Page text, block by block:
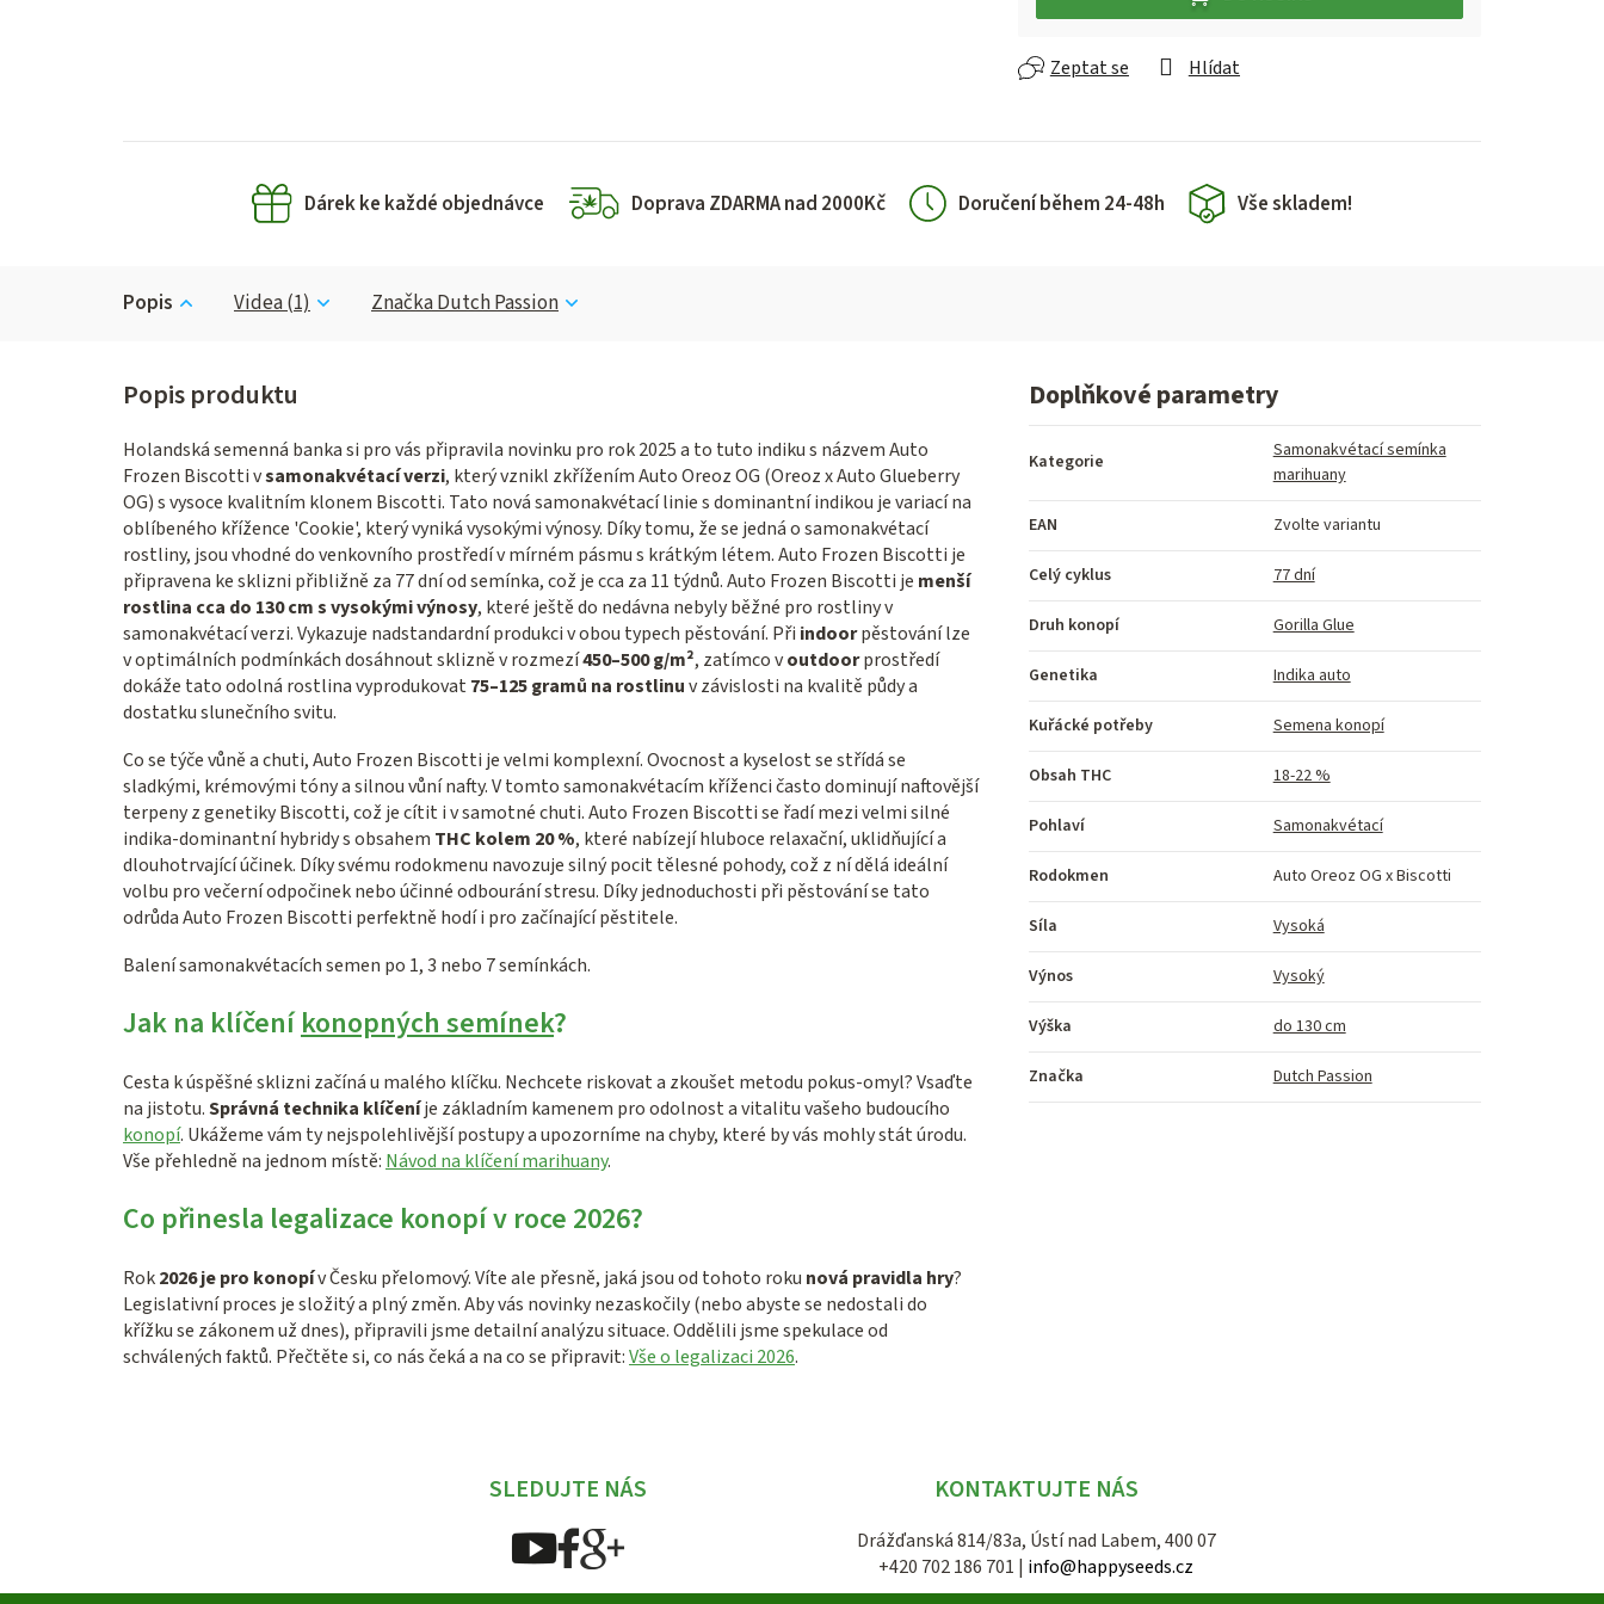
Zeptat se Hlídat
Dárek ke každé objednávce Doprava ZDARMA nad 2000Kč Doručení během 24-48h Vše skladem!
Popis Videa (1) ZnačkaDutch Passion
Holandská semenná banka si pro vás připravila novinku pro rok 2025 a to tuto indiku s názvem Auto
Frozen Biscotti vsamonakvétací verzi, který vznikl zkřížením Auto Oreoz OG (Oreoz x Auto Glueberry
OG) s vysoce kvalitním klonem Biscotti. Tato nová samonakvétací linie s dominantní indikou je variací na
oblíbeného křížence 'Cookie', který vyniká vysokými výnosy. Díky tomu, že se jedná o samonakvétací
rostliny, jsou vhodné do venkovního prostředí v mírném pásmu s krátkým létem. Auto Frozen Biscotti je
připravena ke sklizni přibližně za 77 dní od semínka, což je cca za 11 týdnů. Auto Frozen Biscotti je menší
rostlina cca do 130 cm s vysokými výnosy, které ještě do nedávna nebyly běžné pro rostliny v
samonakvétací verzi. Vykazuje nadstandardní produkci v obou typech pěstování. Při indoorpěstování lze
v optimálních podmínkách dosáhnout sklizně v rozmezí450–500 g/m², zatímco voutdoorprostředí
dokáže tato odolná rostlina vyprodukovat 75–125 gramů na rostlinuv závislosti na kvalitě půdy a
dostatku slunečního svitu.
Co se týče vůně a chuti, Auto Frozen Biscotti je velmi komplexní. Ovocnost a kyselost se střídá se
sladkými, krémovými tóny a silnou vůní nafty. V tomto samonakvétacím kříženci často dominují naftovější
terpeny z genetiky Biscotti, což je cítit i v samotné chuti. Auto Frozen Biscotti se řadí mezi velmi silné
indika-dominantní hybridy s obsahem THC kolem 20 %, které nabízejí hluboce relaxační, uklidňující a
dlouhotrvající účinek. Díky svému rodokmenu navozuje silný pocit tělesné pohody, což z ní dělá ideální
volbu pro večerní odpočinek nebo účinné odbourání stresu. Díky jednoduchosti při pěstování se tato
odrůda Auto Frozen Biscotti perfektně hodí i pro začínající pěstitele.
Balení samonakvétacích semen po 1, 3 nebo 7 semínkách.
Jak na klíčení konopných semínek?
Cesta k úspěšné sklizni začíná u malého klíčku. Nechcete riskovat a zkoušet metodu pokus-omyl? Vsaďte
na jistotu.Správná technika klíčeníje základním kamenem pro odolnost a vitalitu vašeho budoucího
konopí. Ukážeme vám ty nejspolehlivější postupy a upozorníme na chyby, které by vás mohly stát úrodu.
Vše přehledně na jednom místě: Návod na klíčení marihuany.
Co přinesla legalizace konopí v roce 2026?
Rok2026 je pro konopív Česku přelomový. Víte ale přesně, jaká jsou od tohoto roku nová pravidla hry?
Legislativní proces je složitý a plný změn. Aby vás novinky nezaskočily (nebo abyste se nedostali do
křížku se zákonem už dnes), připravili jsme detailní analýzu situace. Oddělili jsme spekulace od
schválených faktů. Přečtěte si, co nás čeká a na co se připravit:Vše o legalizaci 2026.
Doplňkové parametry
Kategorie
Samonakvétací semínka
marihuany
EAN Zvolte variantu
Celý cyklus 77 dní
Druh konopí Gorilla Glue
Genetika Indika auto
Kuřácké potřeby Semena konopí
Obsah THC 18-22 %
Pohlaví Samonakvétací
Rodokmen Auto Oreoz OG x Biscotti
Síla Vysoká
Výnos Vysoký
Výška do 130 cm
Značka Dutch Passion
SLEDUJTE NÁS KONTAKTUJTE NÁS
Drážďanská 814/83a, Ústí nad Labem, 400 07
+420 702 186 701 | info@happyseeds.cz